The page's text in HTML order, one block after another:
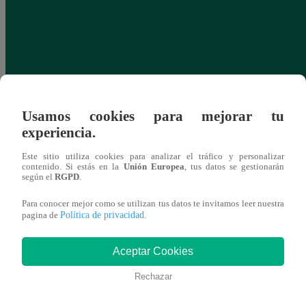
Usamos cookies para mejorar tu
experiencia.
Este sitio utiliza cookies para analizar el tráfico y personalizar
contenido. Si estás en la Unión Europea, tus datos se gestionarán
según el RGPD.
Para conocer mejor como se utilizan tus datos te invitamos leer nuestra
pagina de Política de privacidad.
Aceptar Cookies
Rechazar